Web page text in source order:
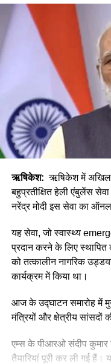
ऋषिकेश: ऋषिकेश में अखिल
बहुप्रतीक्षित हेली एंबुलेंस
नरेंद्र मोदी इस सेवा का
यह सेवा, जो स्वास्थ्य
प्रदान करने के लिए
को तत्कालीन नागरिक
कार्यक्रम में किया था।
आज के उद्घाटन समारोह में
मंत्रियों और क्षेत्रीय सांसदों
एम्स के पीआरओ संदीप कुमार
तैयारियां पूरी कर ली गई